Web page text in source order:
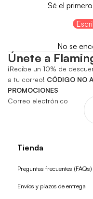
Sé el
No se
Únete a
¡Recibe un 10% de
a tu correo! CÓDIGO NO
PROMOCIONES
Correo electrónico
Tienda
Preguntas frecuentes (FAQs)
Envíos y plazos de entrega